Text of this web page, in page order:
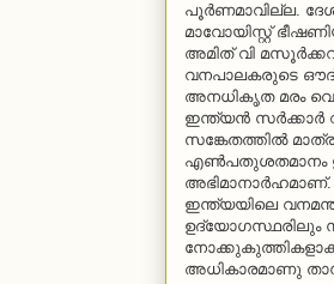
പൂര്‍ണമാവില്ല.
മാവോയിസ്റ്റ്
അമിത് വി
വനപാലകരുടെ
അനധികൃത മരം
ഇന്ത്യന്‍ സര്‍ക്കാര്‍
സങ്കേതത്തില്‍
എണ്‍പതുശതമാനം
ഇന്ത്യയിലെ
അധികാരമാണു